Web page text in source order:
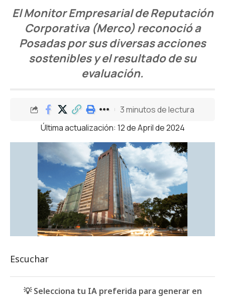
El Monitor Empresarial de Reputación
Corporativa (Merco) reconoció a
Posadas por sus diversas acciones
sostenibles y el resultado de su
evaluación.
Última actualización: 12 de April de 2024
3 minutos de lectura
Escuchar
💡 Selecciona tu IA preferida para generar en